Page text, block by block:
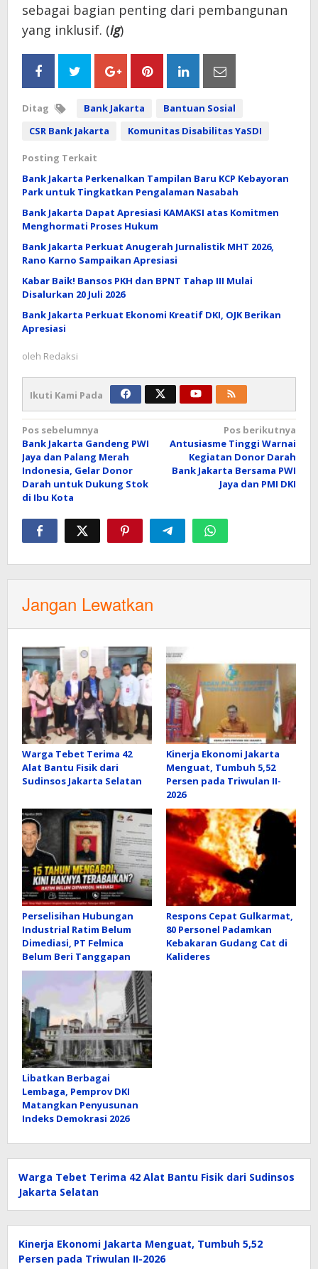
sebagai bagian penting dari pembangunan
yang inklusif. (ig)
Ditag Bank Jakarta
Bantuan Sosial
CSR Bank Jakarta
Komunitas Disabilitas YaSDI
Posting Terkait
Bank Jakarta Perkenalkan Tampilan Baru KCP Kebayoran
Park untuk Tingkatkan Pengalaman Nasabah
Bank Jakarta Dapat Apresiasi KAMAKSI atas Komitmen
Menghormati Proses Hukum
Bank Jakarta Perkuat Anugerah Jurnalistik MHT 2026,
Rano Karno Sampaikan Apresiasi
Kabar Baik! Bansos PKH dan BPNT Tahap III Mulai
Disalurkan 20 Juli 2026
Bank Jakarta Perkuat Ekonomi Kreatif DKI, OJK Berikan
Apresiasi
oleh Redaksi
Ikuti Kami Pada
Navigasi
pos
Pos sebelumnya
Bank Jakarta Gandeng PWI
Jaya dan Palang Merah
Indonesia, Gelar Donor
Darah untuk Dukung Stok
di Ibu Kota
Pos berikutnya
Antusiasme Tinggi Warnai
Kegiatan Donor Darah
Bank Jakarta Bersama PWI
Jaya dan PMI DKI
Jangan Lewatkan
Warga Tebet Terima 42
Alat Bantu Fisik dari
Sudinsos Jakarta Selatan
Kinerja Ekonomi Jakarta
Menguat, Tumbuh 5,52
Persen pada Triwulan II-
2026
Perselisihan Hubungan
Industrial Ratim Belum
Dimediasi, PT Felmica
Belum Beri Tanggapan
Respons Cepat Gulkarmat,
80 Personel Padamkan
Kebakaran Gudang Cat di
Kalideres
Libatkan Berbagai
Lembaga, Pemprov DKI
Matangkan Penyusunan
Indeks Demokrasi 2026
Warga Tebet Terima 42 Alat Bantu Fisik dari Sudinsos
Jakarta Selatan
Kinerja Ekonomi Jakarta Menguat, Tumbuh 5,52
Persen pada Triwulan II-2026